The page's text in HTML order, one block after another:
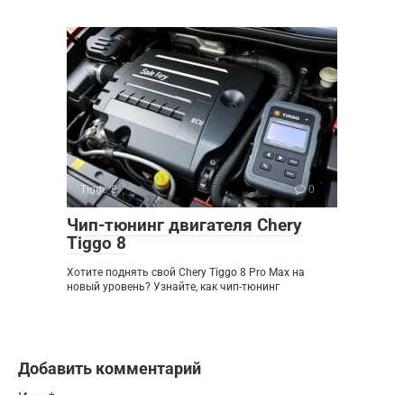
Tiggo 8 0
Чип-тюнинг двигателя Chery
Tiggo 8
Хотите поднять свой Chery Tiggo 8 Pro Max на
новый уровень? Узнайте, как чип-тюнинг
Добавить комментарий